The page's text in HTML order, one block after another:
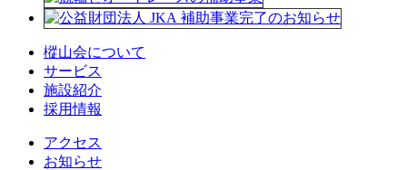
樅山会について
サービス
施設紹介
採用情報
アクセス
お知らせ